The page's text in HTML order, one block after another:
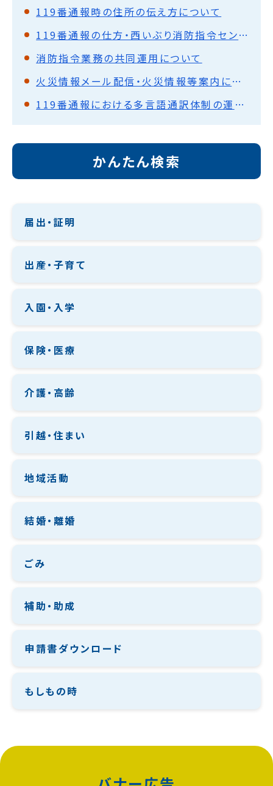
119番通報時の住所の伝え方について
119番通報の仕方・西いぶり消防指令センターからのお願い
消防指令業務の共同運用について
火災情報メール配信・火災情報等案内について
119番通報における多言語通訳体制の運用開始について
かんたん検索
届出・証明
出産・子育て
入園・入学
保険・医療
介護・高齢
引越・住まい
地域活動
結婚・離婚
ごみ
補助・助成
申請書ダウンロード
もしもの時